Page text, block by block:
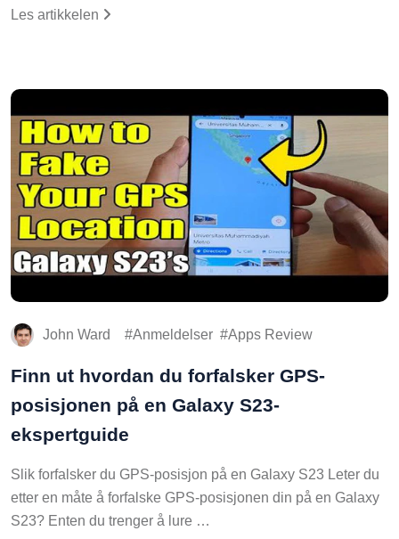
Les artikkelen
John Ward Anmeldelser Apps Review
Finn ut hvordan du forfalsker GPS-
posisjonen på en Galaxy S23-
ekspertguide
Slik forfalsker du GPS-posisjon på en Galaxy S23 Leter du
etter en måte å forfalske GPS-posisjonen din på en Galaxy
S23? Enten du trenger å lure …